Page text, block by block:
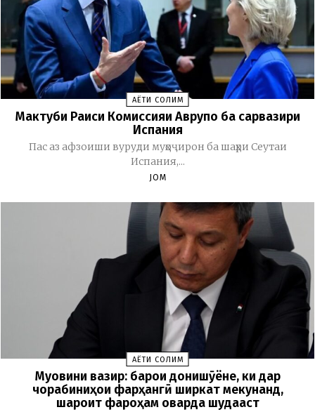
ҲАЁТИ СОЛИМ
Мактуби Раиси Комиссияи Аврупо ба сарвазири
Испания
Пас аз афзоиши вуруди муҳоҷирон ба шаҳри Сеутаи
Испания,...
JOM
ҲАЁТИ СОЛИМ
Муовини вазир: барои донишҷӯёне, ки дар
чорабиниҳои фарҳангӣ ширкат мекунанд,
шароит фароҳам оварда шудааст